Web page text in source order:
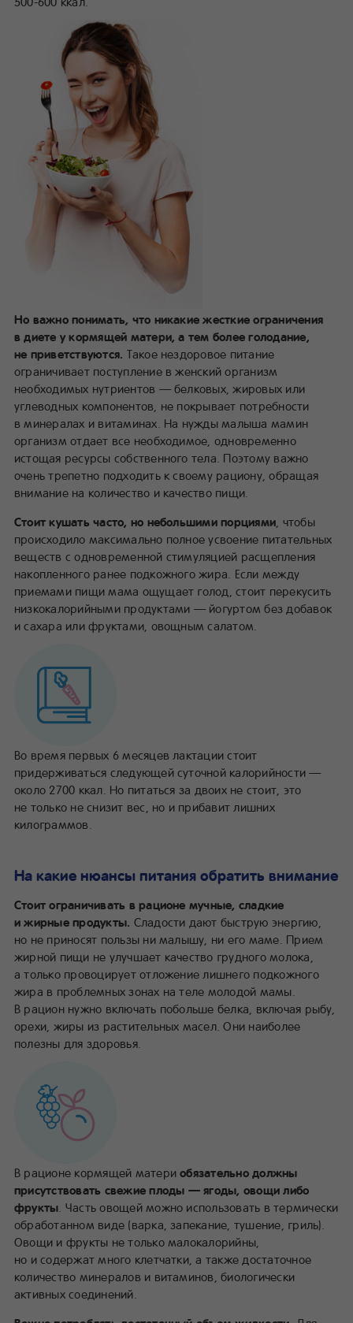
Но важно понимать, что никакие жесткие ограничения
в диете у кормящей матери, а тем более голодание,
не приветствуются. Такое нездоровое питание
ограничивает поступление в женский организм
необходимых нутриентов — белковых, жировых или
углеводных компонентов, не покрывает потребности
в минералах и витаминах. На нужды малыша мамин
организм отдает все необходимое, одновременно
истощая ресурсы собственного тела. Поэтому важно
очень трепетно подходить к своему рациону, обращая
внимание на количество и качество пищи.
Стоит кушать часто, но небольшими порциями , чтобы
происходило максимально полное усвоение питательных
веществ с одновременной стимуляцией расщепления
накопленного ранее подкожного жира. Если между
приемами пищи мама ощущает голод, стоит перекусить
низкокалорийными продуктами — йогуртом без добавок
и сахара или фруктами, овощным салатом.
Во время первых 6 месяцев лактации стоит
придерживаться следующей суточной калорийности —
около 2700 ккал. Но питаться за двоих не стоит, это
не только не снизит вес, но и прибавит лишних
килограммов.
На какие нюансы питания обратить внимание
Стоит ограничивать в рационе мучные, сладкие
и жирные продукты. Сладости дают быструю энергию,
но не приносят пользы ни малышу, ни его маме. Прием
жирной пищи не улучшает качество грудного молока,
а только провоцирует отложение лишнего подкожного
жира в проблемных зонах на теле молодой мамы.
В рацион нужно включать побольше белка, включая рыбу,
орехи, жиры из растительных масел. Они наиболее
полезны для здоровья.
В рационе кормящей материобязательно должны
присутствовать свежие плоды — ягоды, овощи либо
фрукты . Часть овощей можно использовать в термически
обработанном виде (варка, запекание, тушение, гриль).
Овощи и фрукты не только малокалорийны,
но и содержат много клетчатки, а также достаточное
количество минералов и витаминов, биологически
активных соединений.